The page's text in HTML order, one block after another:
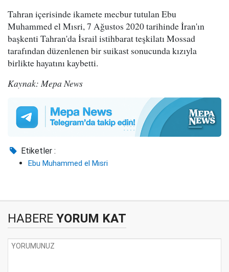
Tahran içerisinde ikamete mecbur tutulan Ebu
Muhammed el Mısri, 7 Ağustos 2020 tarihinde İran'ın
başkenti Tahran'da İsrail istihbarat teşkilatı Mossad
tarafından düzenlenen bir suikast sonucunda kızıyla
birlikte hayatını kaybetti.
Kaynak: Mepa News
Etiketler :
Ebu Muhammed el Mısri
HABERE YORUM KAT